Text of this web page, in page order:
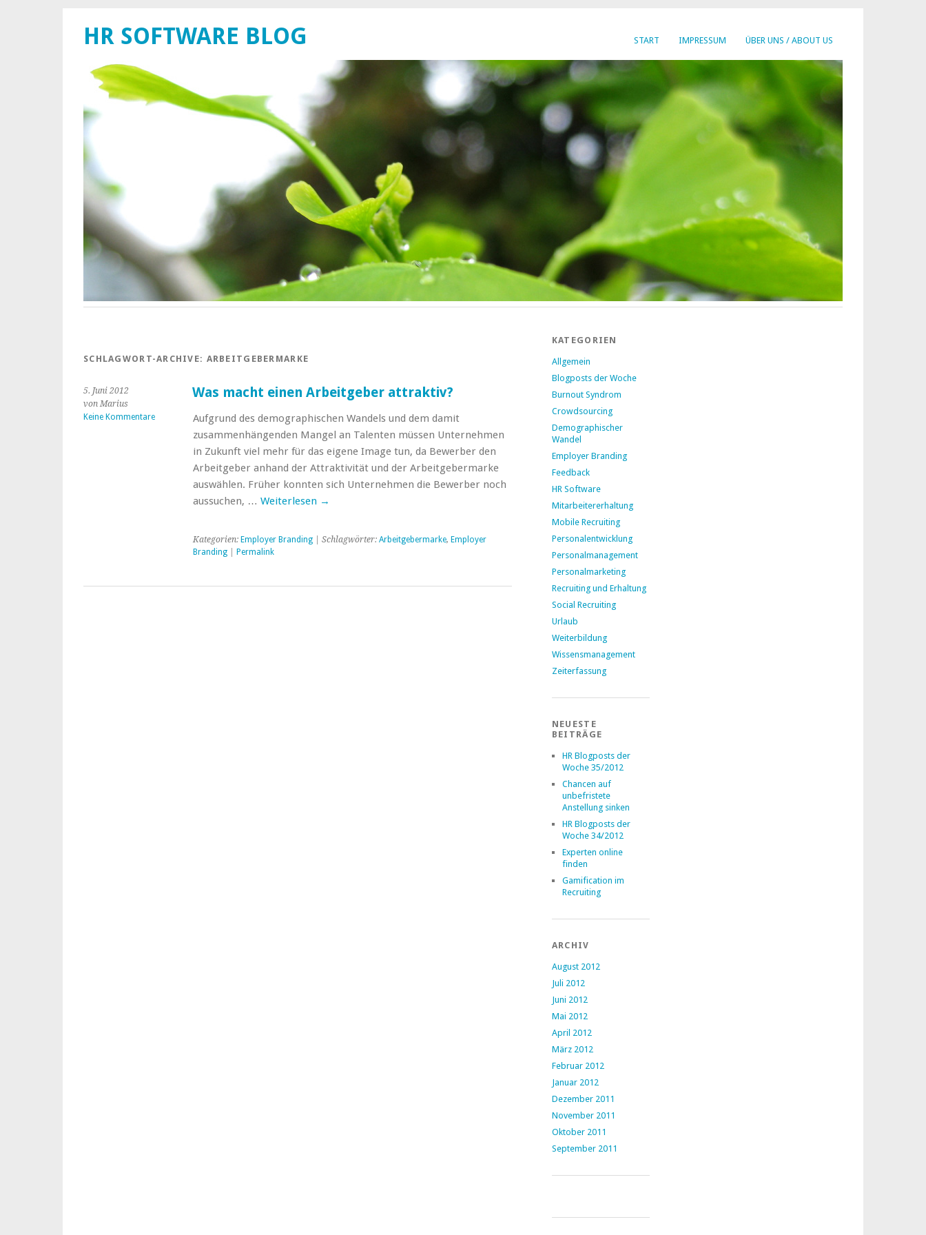
START IMPRESSUM ÜBER UNS / ABOUT US
HR SOFTWARE BLOG
SCHLAGWORT-ARCHIVE: ARBEITGEBERMARKE
5. Juni 2012
von Marius
Keine Kommentare
Was macht einen Arbeitgeber attraktiv?
Aufgrund des demographischen Wandels und dem damit
zusammenhängenden Mangel an Talenten müssen Unternehmen
in Zukunft viel mehr für das eigene Image tun, da Bewerber den
Arbeitgeber anhand der Attraktivität und der Arbeitgebermarke
auswählen. Früher konnten sich Unternehmen die Bewerber noch
aussuchen, … Weiterlesen →
Kategorien: Employer Branding| Schlagwörter: Arbeitgebermarke, Employer
Branding| Permalink
KATEGORIEN
Allgemein
Blogposts der Woche
Burnout Syndrom
Crowdsourcing
Demographischer
Wandel
Employer Branding
Feedback
HR Software
Mitarbeitererhaltung
Mobile Recruiting
Personalentwicklung
Personalmanagement
Personalmarketing
Recruiting und Erhaltung
Social Recruiting
Urlaub
Weiterbildung
Wissensmanagement
Zeiterfassung
NEUESTE
BEITRÄGE
HR Blogposts der
Woche 35/2012
Chancen auf
unbefristete
Anstellung sinken
HR Blogposts der
Woche 34/2012
Experten online
finden
Gamification im
Recruiting
ARCHIV
August 2012
Juli 2012
Juni 2012
Mai 2012
April 2012
März 2012
Februar 2012
Januar 2012
Dezember 2011
November 2011
Oktober 2011
September 2011